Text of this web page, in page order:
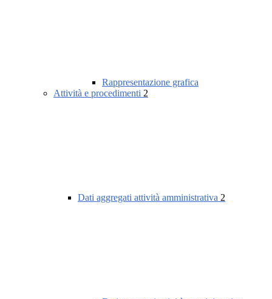
Rappresentazione grafica
Attività e procedimenti 2
Dati aggregati attività amministrativa 2